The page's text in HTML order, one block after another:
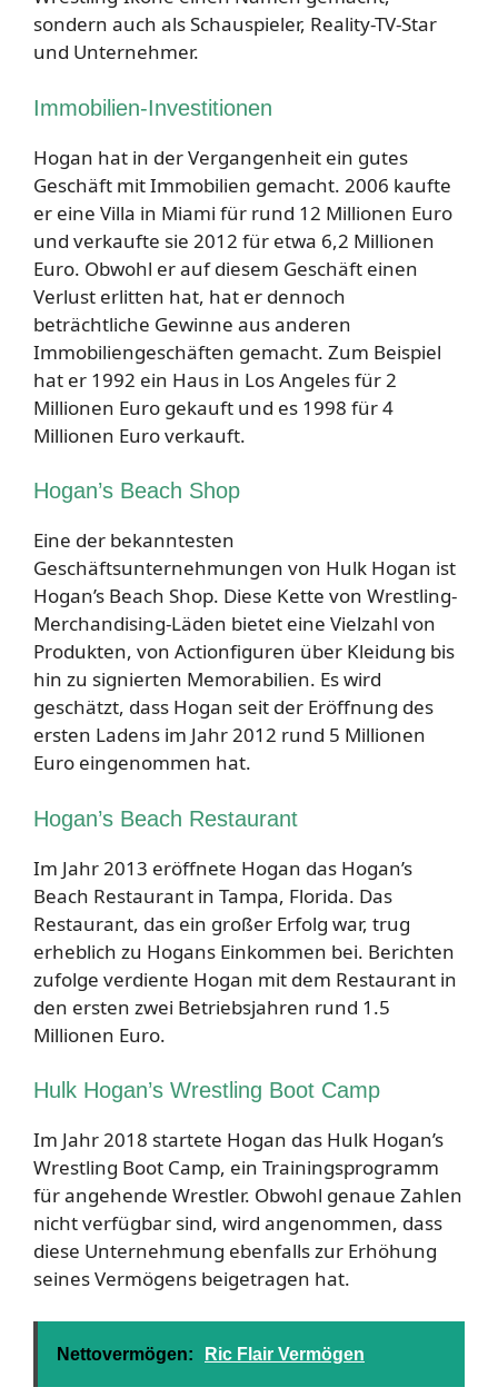
sondern auch als Schauspieler, Reality-TV-Star
und Unternehmer.
Immobilien-Investitionen
Hogan hat in der Vergangenheit ein gutes
Geschäft mit Immobilien gemacht. 2006 kaufte
er eine Villa in Miami für rund 12 Millionen Euro
und verkaufte sie 2012 für etwa 6,2 Millionen
Euro. Obwohl er auf diesem Geschäft einen
Verlust erlitten hat, hat er dennoch
beträchtliche Gewinne aus anderen
Immobiliengeschäften gemacht. Zum Beispiel
hat er 1992 ein Haus in Los Angeles für 2
Millionen Euro gekauft und es 1998 für 4
Millionen Euro verkauft.
Hogan’s Beach Shop
Eine der bekanntesten
Geschäftsunternehmungen von Hulk Hogan ist
Hogan’s Beach Shop. Diese Kette von Wrestling-
Merchandising-Läden bietet eine Vielzahl von
Produkten, von Actionfiguren über Kleidung bis
hin zu signierten Memorabilien. Es wird
geschätzt, dass Hogan seit der Eröffnung des
ersten Ladens im Jahr 2012 rund 5 Millionen
Euro eingenommen hat.
Hogan’s Beach Restaurant
Im Jahr 2013 eröffnete Hogan das Hogan’s
Beach Restaurant in Tampa, Florida. Das
Restaurant, das ein großer Erfolg war, trug
erheblich zu Hogans Einkommen bei. Berichten
zufolge verdiente Hogan mit dem Restaurant in
den ersten zwei Betriebsjahren rund 1.5
Millionen Euro.
Hulk Hogan’s Wrestling Boot Camp
Im Jahr 2018 startete Hogan das Hulk Hogan’s
Wrestling Boot Camp, ein Trainingsprogramm
für angehende Wrestler. Obwohl genaue Zahlen
nicht verfügbar sind, wird angenommen, dass
diese Unternehmung ebenfalls zur Erhöhung
seines Vermögens beigetragen hat.
Nettovermögen: Ric Flair Vermögen